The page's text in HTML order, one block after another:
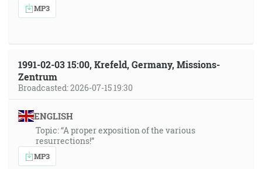
MP3
1991-02-03 15:00, Krefeld, Germany, Missions-
Zentrum
Broadcasted: 2026-07-15 19:30
ENGLISH
Topic: “A proper exposition of the various
resurrections!”
MP3